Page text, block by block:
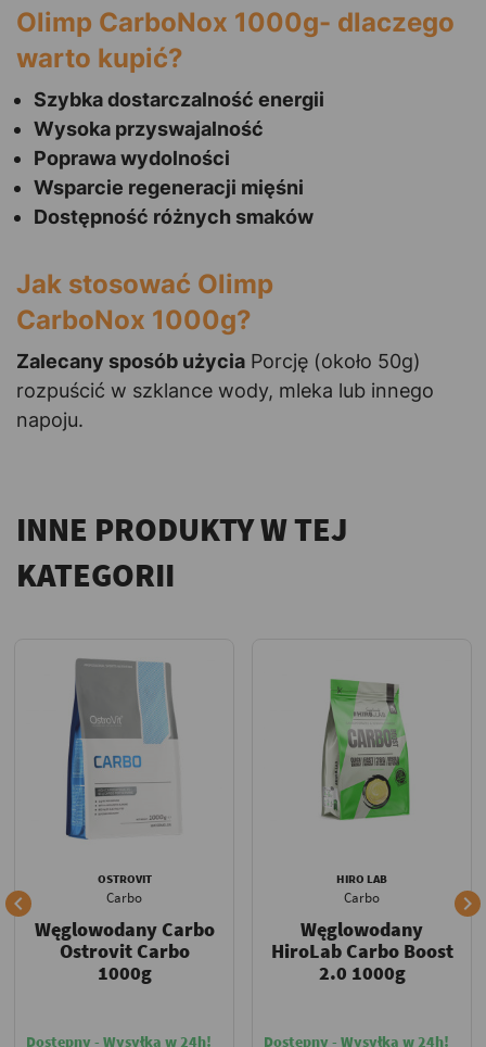
Olimp CarboNox 1000g- dlaczego
warto kupić?
Szybka dostarczalność energii
Wysoka przyswajalność
Poprawa wydolności
Wsparcie regeneracji mięśni
Dostępność różnych smaków
Jak stosować Olimp
CarboNox 1000g?
Zalecany sposób użycia Porcję (około 50g)
rozpuścić w szklance wody, mleka lub innego
napoju.
INNE PRODUKTY W TEJ
KATEGORII

OSTROVIT
Carbo
Węglowodany Carbo
Ostrovit Carbo
1000g
Dostępny - Wysyłka w 24h!
HIRO LAB
Carbo
Węglowodany
HiroLab Carbo Boost
2.0 1000g
Dostępny - Wysyłka w 24h!
